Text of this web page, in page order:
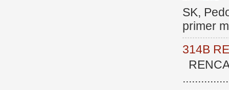
SK,
primer
314B